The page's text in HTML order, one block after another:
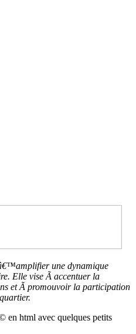
une dynamique
Elle vise Ã accentuer la
et Ã promouvoir la participation
html avec quelques petits